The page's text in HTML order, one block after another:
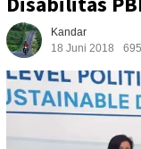
Kandar
18 Juni 2018